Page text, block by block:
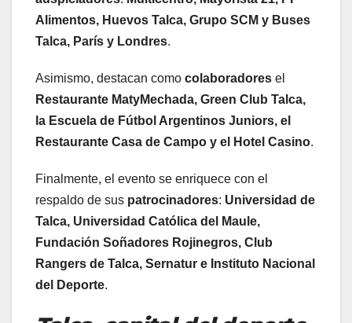
Alimentos, Huevos Talca, Grupo SCM y Buses
Talca, París y Londres.
Asimismo, destacan como colaboradores el
Restaurante MatyMechada, Green Club Talca,
la Escuela de Fútbol Argentinos Juniors, el
Restaurante Casa de Campo y el Hotel Casino.
Finalmente, el evento se enriquece con el
respaldo de sus patrocinadores: Universidad de
Talca, Universidad Católica del Maule,
Fundación Soñadores Rojinegros, Club
Rangers de Talca, Sernatur e Instituto Nacional
del Deporte.